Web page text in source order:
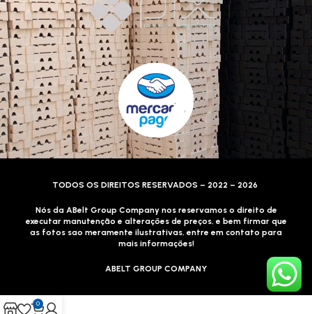
TODOS OS DIREITOS RESERVADOS – 2022 – 2026
Nós da ABelt Group Company nos reservamos o direito de
executar manutenção e alterações de preços, e bem firmar que
as fotos sao meramente ilustrativas, entre em contato para
mais informações!
ABELT GROUP COMPANY
0